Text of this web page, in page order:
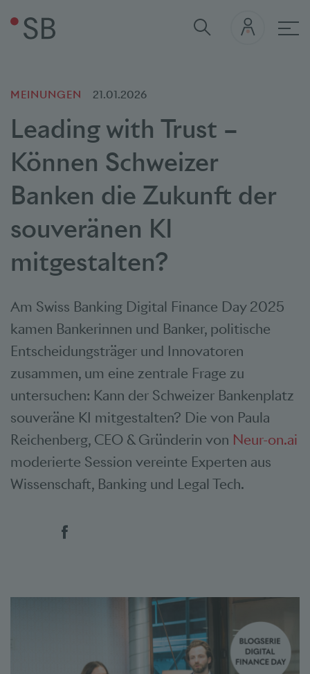
MEINUNGEN 21.01.2026
Leading with Trust –
Können Schweizer
Banken die Zukunft der
souveränen KI
mitgestalten?
Am Swiss Banking Digital Finance Day 2025
kamen Bankerinnen und Banker, politische
Entscheidungsträger und Innovatoren
zusammen, um eine zentrale Frage zu
untersuchen: Kann der Schweizer Bankenplatz
souveräne KI mitgestalten? Die von Paula
Reichenberg, CEO & Gründerin von Neur-on.ai
moderierte Session vereinte Experten aus
Wissenschaft, Banking und Legal Tech.
Social Bookmarks